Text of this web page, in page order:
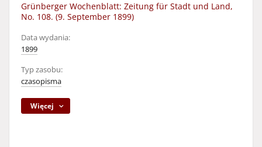
Grünberger Wochenblatt: Zeitung für Stadt und Land,
No. 108. (9. September 1899)
Data wydania:
1899
Typ zasobu:
czasopisma
Więcej